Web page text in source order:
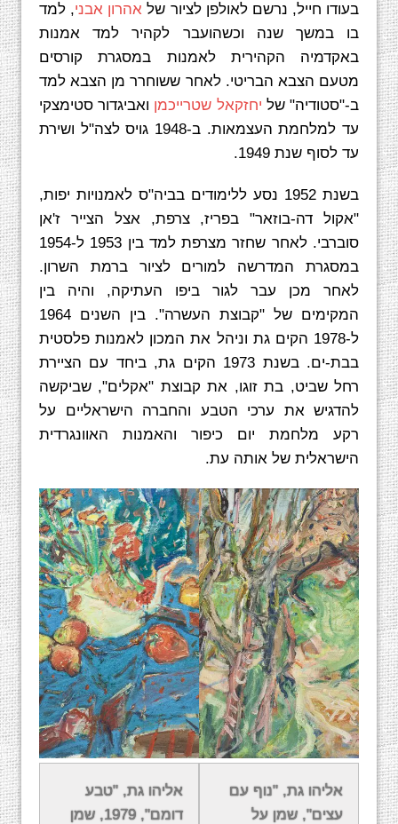
בעודו חייל, נרשם לאולפן לציור של אהרון אבני, למד
בו במשך שנה וכשהועבר לקהיר למד אמנות
באקדמיה הקהירית לאמנות במסגרת קורסים
מטעם הצבא הבריטי. לאחר ששוחרר מן הצבא למד
ב-"סטודיה" של יחזקאל שטרייכמן ואביגדור סטימצקי
עד למלחמת העצמאות. ב-1948 גויס לצה"ל ושירת
עד לסוף שנת 1949.
בשנת 1952 נסע ללימודים בביה"ס לאמנויות יפות,
"אקול דה-בוזאר" בפריז, צרפת, אצל הצייר ז'אן
סוברבי. לאחר שחזר מצרפת למד בין 1953 ל-1954
במסגרת המדרשה למורים לציור ברמת השרון.
לאחר מכן עבר לגור ביפו העתיקה, והיה בין
המקימים של "קבוצת העשרה". בין השנים 1964
ל-1978 הקים גת וניהל את המכון לאמנות פלסטית
בבת-ים. בשנת 1973 הקים גת, ביחד עם הציירת
רחל שביט, בת זוגו, את קבוצת "אקלים", שביקשה
להדגיש את ערכי הטבע והחברה הישראליים על
רקע מלחמת יום כיפור והאמנות האוונגרדית
הישראלית של אותה עת.
אליהו גת, "נוף עם
עצים", שמן על
אליהו גת, "טבע
דומם", 1979, שמן
משנת 1965 לימד במדרשה למורים לאמנות בתל
אביב ואחר-כך בהרצליה וברמת השרון. בשנת 1979